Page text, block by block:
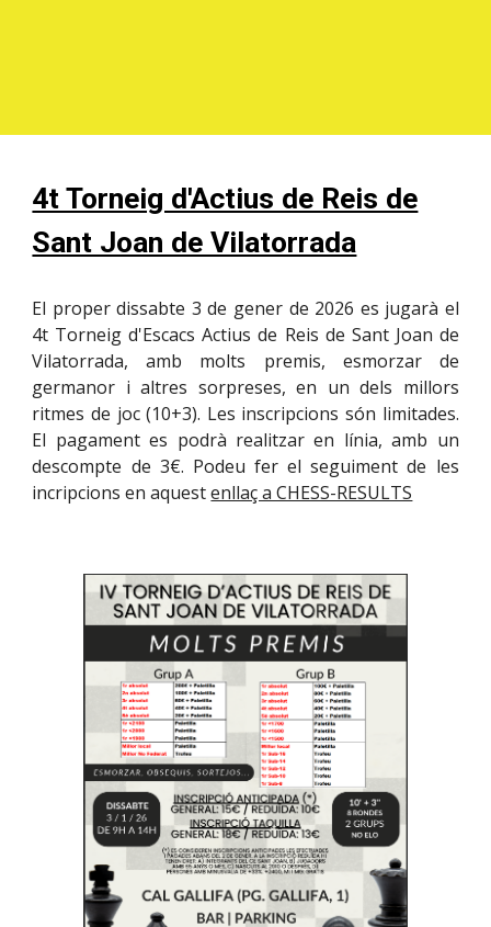
4t Torneig d'Actius de Reis de
Sant Joan de Vilatorrada
El properdissabte 3 de gener de 2026 es jugarà el
4t Torneig d'Escacs Actius de Reis de Sant Joan de
Vilatorrada, amb molts premis, esmorzar de
germanor i altres sorpreses, en un dels millors
ritmes de joc (10+3). Les inscripcions són limitades.
El pagament es podrà realitzar en línia, amb un
descompte de 3€. Podeu fer el seguiment de les
incripcions en aquestenllaç a CHESS-RESULTS